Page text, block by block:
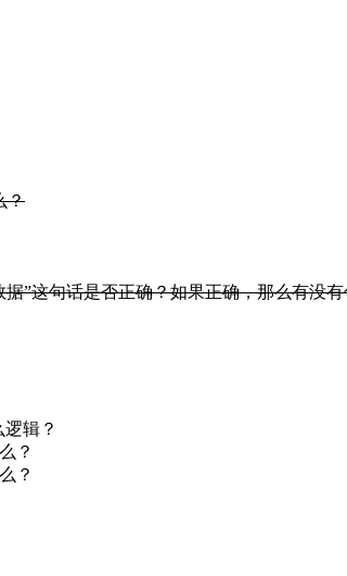
？
”这句话是否正确？如果正确，那么有没
辑？
？
？